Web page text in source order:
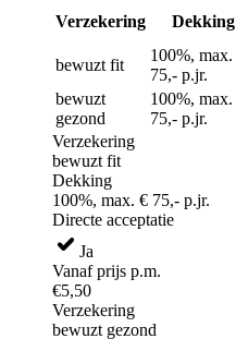
Verzekering Dekking
bewuzt fit
100%, max.
75,- p.jr.
bewuzt
gezond
100%, max.
75,- p.jr.
Verzekering
bewuzt fit
Dekking
100%, max. € 75,- p.jr.
Directe acceptatie
Ja
Vanaf prijs p.m.
€5,50
Verzekering
bewuzt gezond